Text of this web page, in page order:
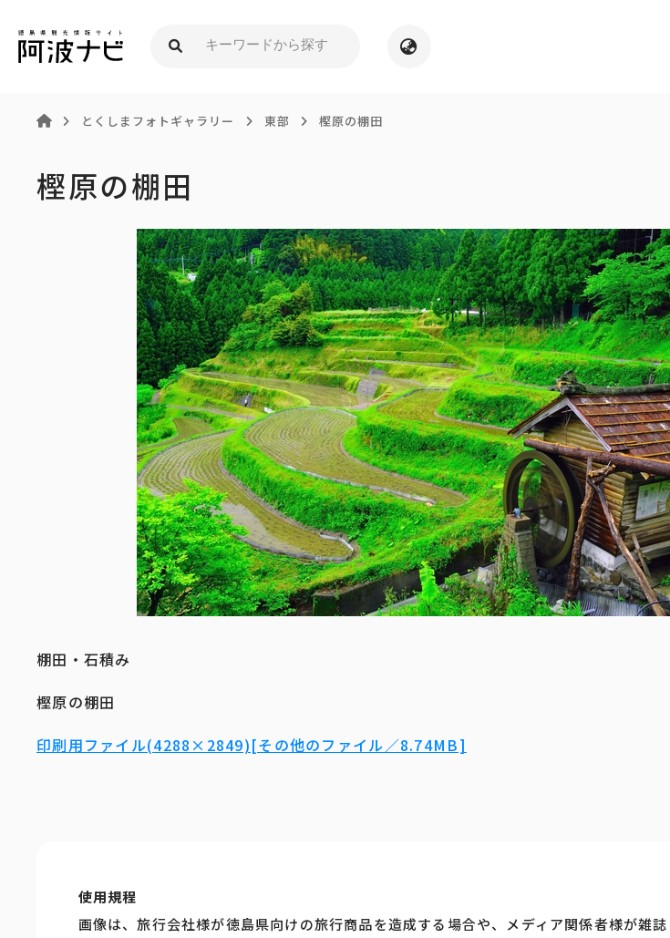
とくしまフォトギャラリー 東部 樫原の棚田
樫原の棚田
棚田・石積み
樫原の棚田
印刷用ファイル(4288×2849)[その他のファイル／8.74MB]
使用規程
画像は、旅行会社様が徳島県向けの旅行商品を造成する場合や、メディア関係者様が雑